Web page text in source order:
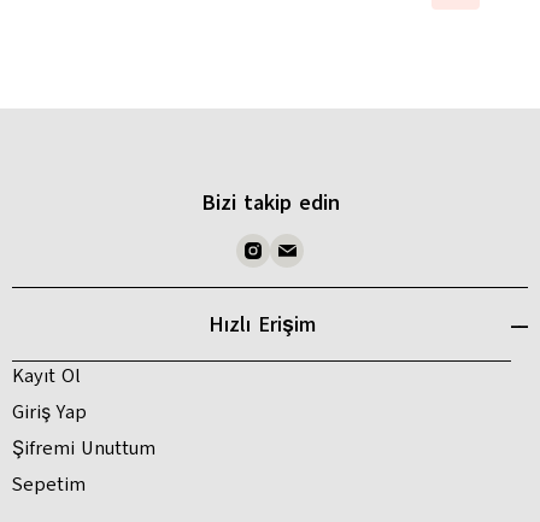
Bizi takip edin
Hızlı Erişim
Kayıt Ol
Giriş Yap
Şifremi Unuttum
Sepetim